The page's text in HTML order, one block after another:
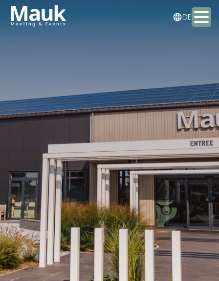
DE
NL
EN
Essen & Trinken
Übernachten
Treffen & Veranstaltungen
Kontakt